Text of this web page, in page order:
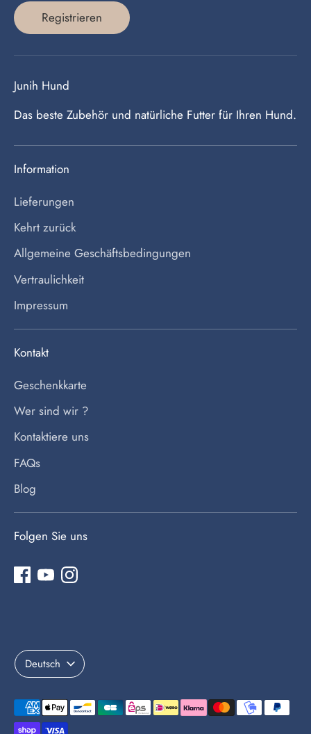
Registrieren
Junih Hund
Das beste Zubehör und natürliche Futter für Ihren Hund.
Information
Lieferungen
Kehrt zurück
Allgemeine Geschäftsbedingungen
Vertraulichkeit
Impressum
Kontakt
Geschenkkarte
Wer sind wir ?
Kontaktiere uns
FAQs
Blog
Folgen Sie uns
Sprache
Deutsch
Akzeptierte
Zahlungsarten